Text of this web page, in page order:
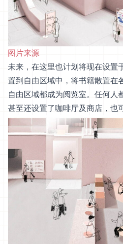
图片来源
未来，在这里也计划将现在设置
置到自由区域中，将书籍散置在
自由区域都成为阅览室。任何人
甚至还设置了咖啡厅及商店，也